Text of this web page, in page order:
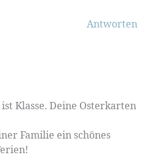
Antworten
Klasse. Deine Osterkarten
Familie ein schönes